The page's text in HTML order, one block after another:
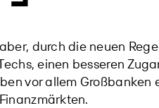
durch die neuen
einen besseren
vor allem